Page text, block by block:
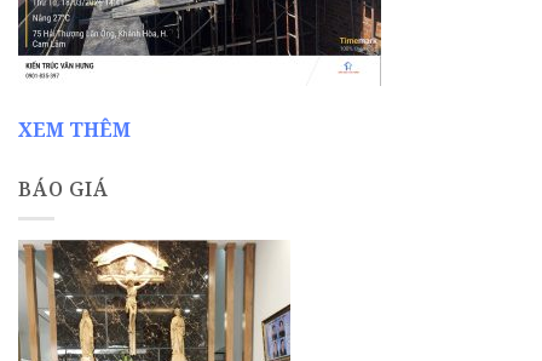
XEM THÊM
BÁO GIÁ